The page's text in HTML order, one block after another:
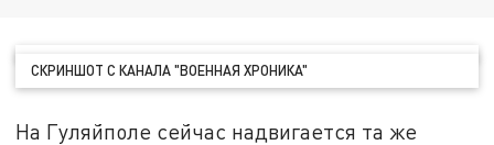
СКРИНШОТ С КАНАЛА "ВОЕННАЯ ХРОНИКА"
На Гуляйполе сейчас надвигается та же